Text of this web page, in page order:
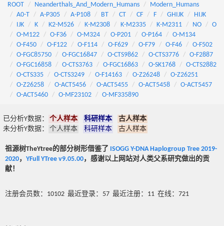
ROOT Neanderthals_And_Modern_Humans
Modern_Humans
A0-T
A-P305 A-P108 BT CT CF F GHIJK
HIJK
IJK
K K2-M526 K-M2308 K-M2335 K-M2311 NO
O
O-M122
O-F36 O-M324 O-P201 O-P164
O-M134
O-F450
O-F122 O-F114 O-F629 O-F79 O-F46
O-F502
O-FGC85750
O-FGC16847 O-CTS9862 O-CTS3776
O-F2887
O-FGC16858
O-CTS3763 O-FGC16863 O-SK1768
O-CTS2882
O-CTS335
O-CTS3249 O-F14163 O-Z26248
O-Z26251
O-Z26258
O-ACT5456 O-ACT5455 O-ACT5458
O-ACT5457
O-ACT5460
O-MF23102 O-MF335890
已分析Y数据： 个人样本 科研样本
古人样本
未分析Y数据：
个人样本 科研样本 古人样本
祖源树TheYtree的部分树形借鉴了 ISOGG Y-DNA Haplogroup Tree 2019-
2020， YFull YTree v9.05.00，感谢以上网站对人类父系研究做出的贡
献！
注册会员数：10102 最近登录：57 最近注册：11 在线：721